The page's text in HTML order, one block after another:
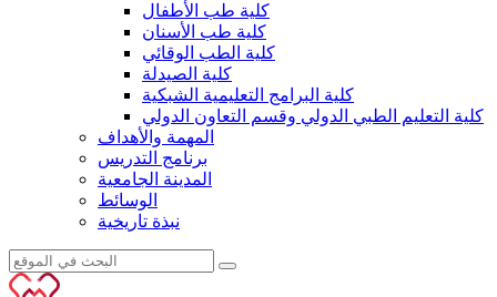
كلية طب الأطفال
كلية طب الأسنان
كلية الطب الوقائي
كلية الصيدلة
كلية البرامج التعليمية الشبكية
كلية التعليم الطبي الدولي وقسم التعاون الدولي
المهمة والأهداف
برنامج التدريس
المدينة الجامعية
الوسائط
نبذة تاريخية